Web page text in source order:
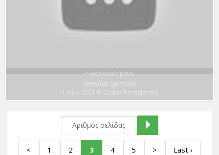
Αγκαθοκαλημάνα
Vanellus spinosus
1 Ιουν. 2021 © Costas Panagiotidis
< 1 2 3 4 5 > Last ›